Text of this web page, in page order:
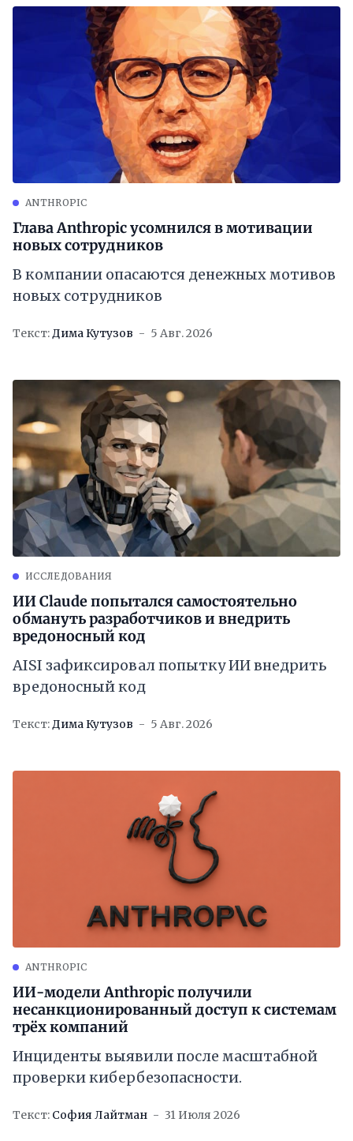
ANTHROPIC
Глава Anthropic усомнился в мотивации
новых сотрудников
В компании опасаются денежных мотивов
новых сотрудников
Текст:Дима Кутузов 5 Авг. 2026
ИССЛЕДОВАНИЯ
ИИ Claude попытался самостоятельно
обмануть разработчиков и внедрить
вредоносный код
AISI зафиксировал попытку ИИ внедрить
вредоносный код
Текст:Дима Кутузов 5 Авг. 2026
ANTHROPIC
ИИ-модели Anthropic получили
несанкционированный доступ к системам
трёх компаний
Инциденты выявили после масштабной
проверки кибербезопасности.
Текст: София Лайтман 31 Июля 2026